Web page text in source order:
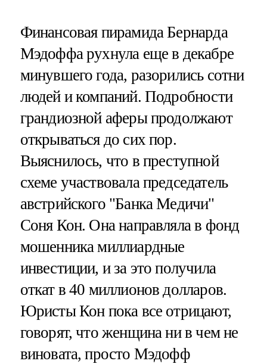
Финансовая пирамида Бернарда
Мэдоффа рухнула еще в декабре
минувшего года, разорились сотни
людей и компаний. Подробности
грандиозной аферы продолжают
открываться до сих пор.
Выяснилось, что в преступной
схеме участвовала председатель
австрийского "Банка Медичи"
Соня Кон. Она направляла в фонд
мошенника миллиардные
инвестиции, и за это получила
откат в 40 миллионов долларов.
Юристы Кон пока все отрицают,
говорят, что женщина ни в чем не
виновата, просто Мэдофф